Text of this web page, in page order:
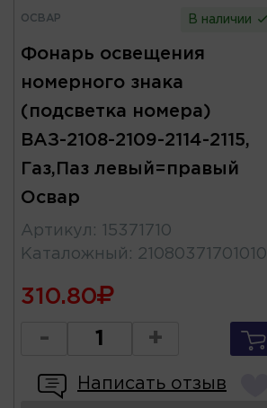
ОСВАР В наличии
Фонарь освещения
номерного знака
(подсветка номера)
ВАЗ-2108-2109-2114-2115,
Газ,Паз левый=правый
Освар
Артикул :
15371710
Каталожный : 21080371701010
310.80
- +
Написать отзыв